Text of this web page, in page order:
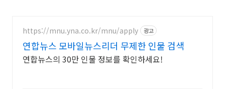
https://mnu.yna.co.kr/mnu/apply 광고
연합뉴스 모바일뉴스리더 무제한 인물 검색
연합뉴스의 30만 인물 정보를 확인하세요!